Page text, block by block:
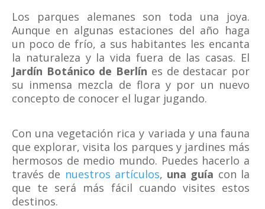
Los parques alemanes son toda una joya.
Aunque en algunas estaciones del año haga
un poco de frío, a sus habitantes les encanta
la naturaleza y la vida fuera de las casas. El
Jardín Botánico de Berlín es de destacar por
su inmensa mezcla de flora y por un nuevo
concepto de conocer el lugar jugando.
Con una vegetación rica y variada y una fauna
que explorar, visita los parques y jardines más
hermosos de medio mundo. Puedes hacerlo a
través de nuestros artículos, una guía con la
que te será más fácil cuando visites estos
destinos.